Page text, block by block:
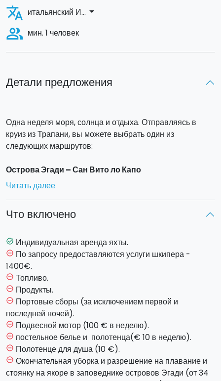
Детали предложения
Одна неделя моря, солнца и отдыха. Отправляясь в
круиз из Трапани, вы можете выбрать один из
следующих маршрутов:
Острова Эгади – Сан Вито ло Капо
Суббота: посадка на борт в 18.00, ночь в Трапани
Воскресенье: навигация Трапани – Фавиньяна,
Понедельник: Посещение пещер Фавиньяны и
Мареттимо.
Вторник: путешествие вокруг острова Мареттимо,
посещение пещер и ночь на Мареттимо.
Среда: навигация Мареттимо-Леванцо, путешествие
вокруг острова и ночь на Леванцо.
Четверг: навигация Леванцо-Сан Вито ло Капо,
остановка в Пиццо Кофано, ночь в Сан Вито ло Капо.
Пятница: природный заповедник Ризерва дело
Дзингаро и возвращение в Трапани.
Суббота: высадка до 9:00
Острова Эгади – Марсала
Читать далее
Что включено
task_alt Индивидуальная аренда яхты.
remove_circle_outline По запросу предоставляются услуги шкипера -
1400€.
remove_circle_outline Топливо.
remove_circle_outline Продукты.
remove_circle_outline Портовые сборы (за исключением первой и
последней ночей).
remove_circle_outline Подвесной мотор (100 € в неделю).
remove_circle_outline постельное белье и полотенца(€ 10 в неделю).
remove_circle_outline Полотенце для душа (10 €).
remove_circle_outline Окончательная уборка и разрешение на плавание и
стоянку на якоре в заповеднике островов Эгади (от 34
translate итальянский И... arrow_drop_down
people_alt мин. 1 человек